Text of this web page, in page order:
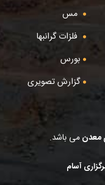
مس
فلزات گرانبها
بورس
گزارش تصویری
معدنمی باشد.
آسام